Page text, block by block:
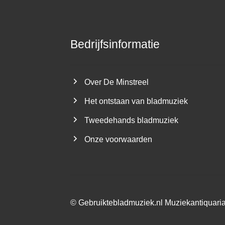
Bedrijfsinformatie
Over De Minstreel
Het ontstaan van bladmuziek
Tweedehands bladmuziek
Onze voorwaarden
©Gebruiktebladmuziek.nl